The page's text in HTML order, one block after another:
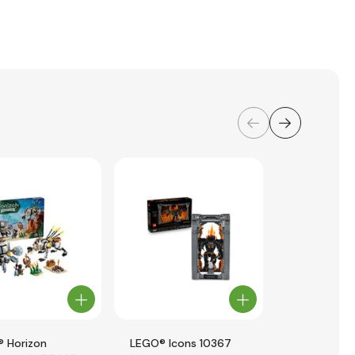
Horizon
LEGO® Icons 10367